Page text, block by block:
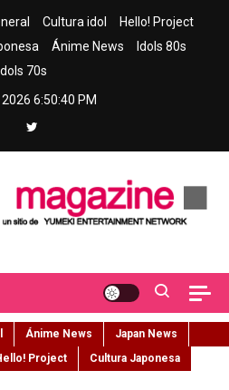
Cultura idol
Hello! Project
Ánime News
Idols 80s
Idols 70s
6:50:41 PM
Ánime News
Japan News
Project
Cultura Japonesa